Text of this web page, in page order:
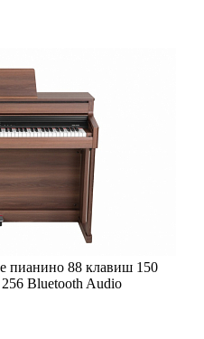
пианино 88 клавиш 150
Bluetooth Audio